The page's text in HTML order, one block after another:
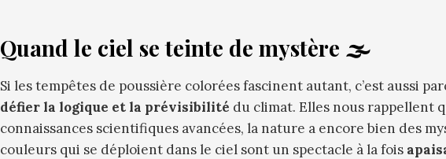
Quand le ciel se teinte de mystère 🌫️
Si les tempêtes de poussière colorées fascinent autant, c’est aussi
défier la logique et la prévisibilité du climat. Elles nous rappellent
connaissances scientifiques avancées, la nature a encore bien des
couleurs qui se déploient dans le ciel sont un spectacle à la fois